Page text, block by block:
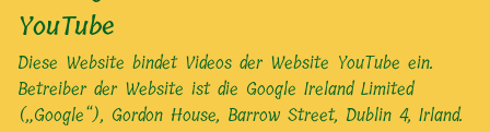
YouTube
Diese Website bindet Videos der Website YouTube ein.
Betreiber der Website ist die Google Ireland Limited
(„Google“), Gordon House, Barrow Street, Dublin 4, Irland.